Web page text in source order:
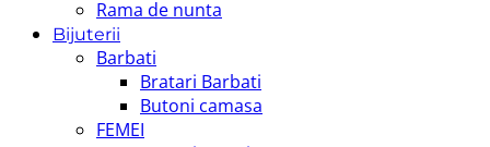
Rama de nunta
Bijuterii
Barbati
Bratari Barbati
Butoni camasa
FEMEI